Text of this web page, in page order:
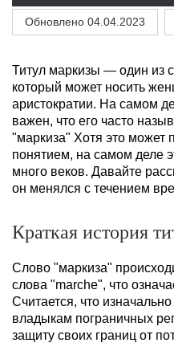
Обновлено 04.04.2023
Титул маркизы — один из
который может носить
аристократии. На самом
важен, что его часто
"маркиза" Хотя это может
понятием, на самом деле
много веков. Давайте
он менялся с течением
Краткая история
Слово "маркиза"
слова "marche", что
Считается, что
владыкам пограничных
защиту своих границ от